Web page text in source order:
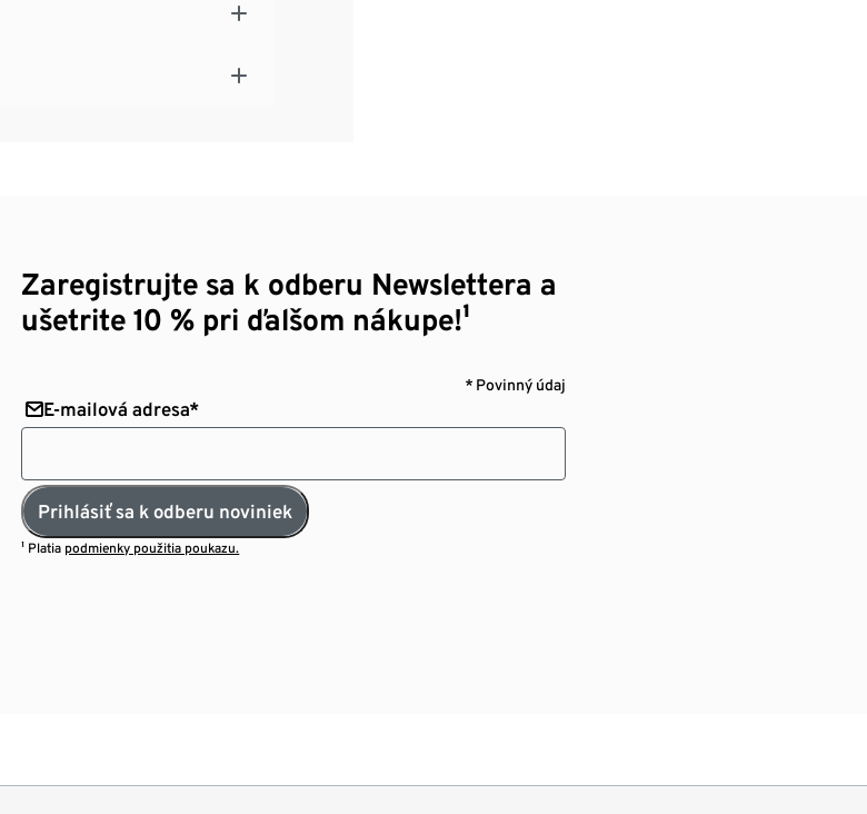
Zaregistrujte sa k odberu Newslettera a
ušetrite 10 % pri ďalšom nákupe!¹
* Povinný údaj
E-mailová adresa*
Prihlásiť sa k odberu noviniek
¹ Platia podmienky použitia poukazu.